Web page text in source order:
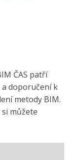
ČAS patří
doporučení k
metody BIM.
můžete